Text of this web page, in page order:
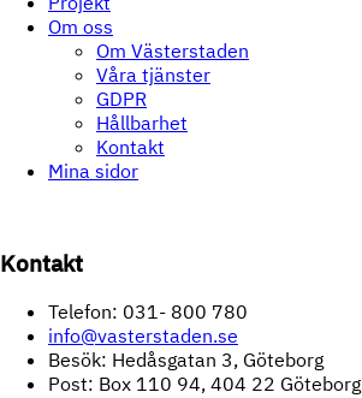
Om oss
Om Västerstaden
Våra tjänster
GDPR
Hållbarhet
Kontakt
Mina sidor
Kontakt
Telefon: 031- 800 780
info@vasterstaden.se
Besök: Hedåsgatan 3, Göteborg
Post: Box 110 94, 404 22 Göteborg